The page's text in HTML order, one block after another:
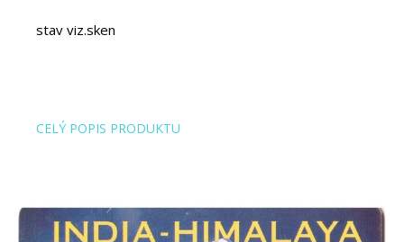
stav viz.sken
CELÝ POPIS PRODUKTU